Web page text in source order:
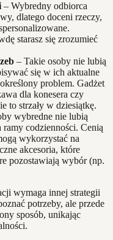
– Wybredny odbiorca
dlatego doceni rzeczy,
starasz się zrozumieć
– Takie osoby nie lubią
się w ich aktualne
problem. Gadżet
dla konesera czy
to strzały w dziesiątkę.
wybredne nie lubią
codzienności. Cenią
wykorzystać na
akcesoria, które
pozostawiają wybór (np.
wymaga innej strategii
potrzeby, ale przede
sposób, unikając